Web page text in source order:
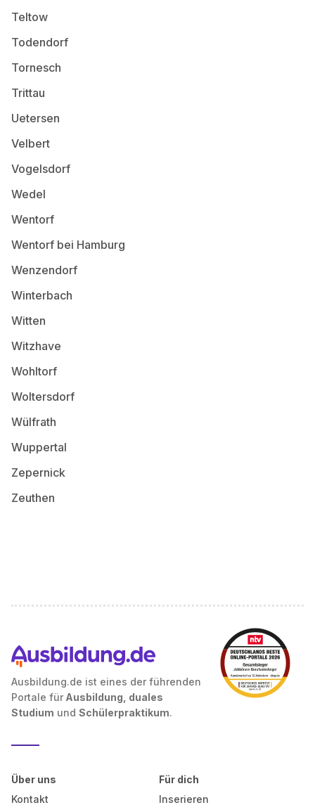
Teltow
Todendorf
Tornesch
Trittau
Uetersen
Velbert
Vogelsdorf
Wedel
Wentorf
Wentorf bei Hamburg
Wenzendorf
Winterbach
Witten
Witzhave
Wohltorf
Woltersdorf
Wülfrath
Wuppertal
Zepernick
Zeuthen
Ausbildung.de ist eines der führenden
Portale für Ausbildung, duales
Studium und Schülerpraktikum.
Über uns
Kontakt
Für dich
Inserieren